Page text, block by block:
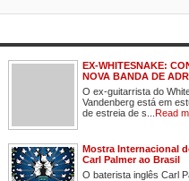
EX-WHITESNAKE:
NOVA BANDA DE
O ex-guitarrista do
Vandenberg está em
de estreia de s... Read
Mostra Internacional
Carl Palmer ao Brasil
O baterista inglês Carl